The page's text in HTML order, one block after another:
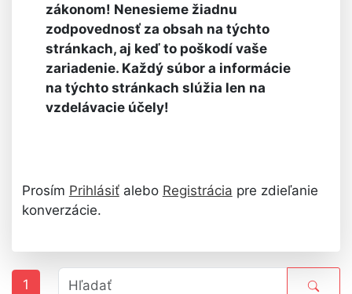
zákonom! Nenesieme žiadnu
zodpovednosť za obsah na týchto
stránkach, aj keď to poškodí vaše
zariadenie. Každý súbor a informácie
na týchto stránkach slúžia len na
vzdelávacie účely!
Prosím Prihlásiťalebo Registrácia pre zdieľanie
konverzácie.
1